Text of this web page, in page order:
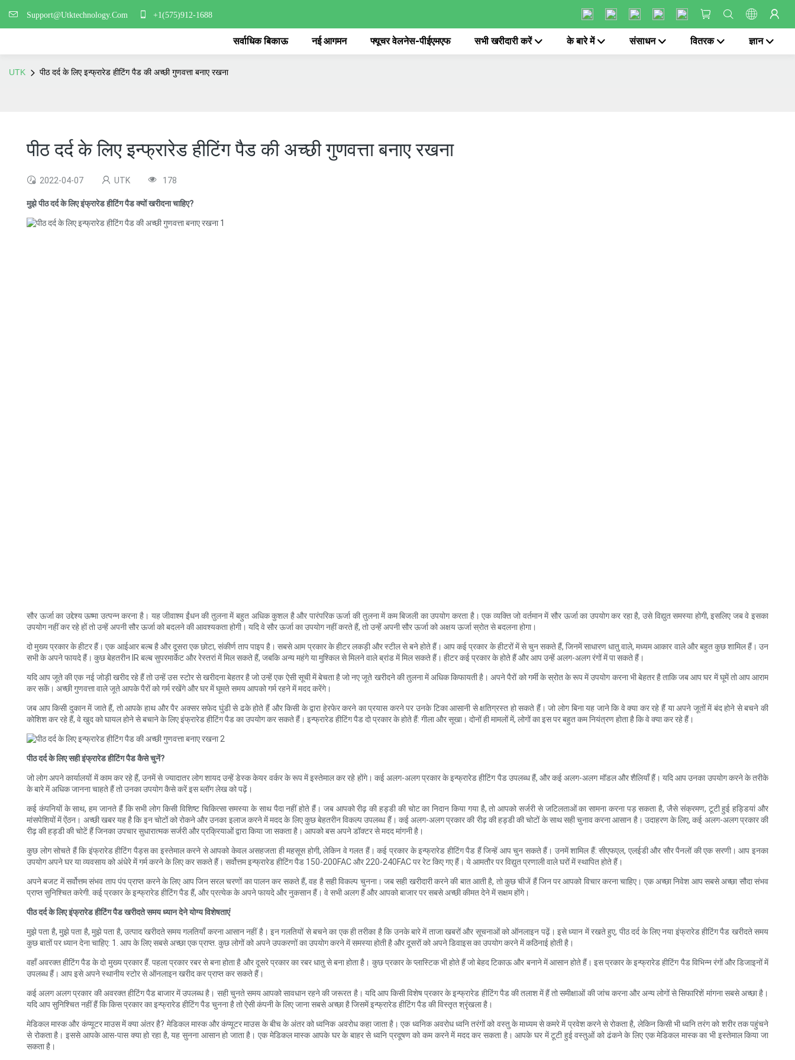
Support@Utktechnology.Com +1(575)912-1688
सर्वाधिक बिकाऊ नई आगमन फ्यूचर वेलनेस-पीईएमएफ सभी खरीदारी करें के बारे में संसाधन वितरक ज्ञान
UTK पीठ दर्द के लिए इन्फ्रारेड हीटिंग पैड की अच्छी गुणवत्ता बनाए रखना
पीठ दर्द के लिए इन्फ्रारेड हीटिंग पैड की अच्छी गुणवत्ता बनाए रखना
2022-04-07 UTK 178
मुझे पीठ दर्द के लिए इंफ्रारेड हीटिंग पैड क्यों खरीदना चाहिए?
सौर ऊर्जा का उद्देश्य ऊष्मा उत्पन्न करना है। यह जीवाश्म ईंधन की तुलना में बहुत अधिक कुशल है और पारंपरिक ऊर्जा की तुलना में कम बिजली का उपयोग करता है। एक व्यक्ति जो वर्तमान में सौर ऊर्जा का उपयोग कर रहा है, उसे विद्युत समस्या होगी, इसलिए जब वे इसका
उपयोग नहीं कर रहे हों तो उन्हें अपनी सौर ऊर्जा को बदलने की आवश्यकता होगी। यदि वे सौर ऊर्जा का उपयोग नहीं करते हैं, तो उन्हें अपनी सौर ऊर्जा को अक्षय ऊर्जा स्रोत से बदलना होगा।
दो मुख्य प्रकार के हीटर हैं। एक आईआर बल्ब है और दूसरा एक छोटा, संकीर्ण ताप पाइप है। सबसे आम प्रकार के हीटर लकड़ी और स्टील से बने होते हैं। आप कई प्रकार के हीटरों में से चुन सकते हैं, जिनमें साधारण धातु वाले, मध्यम आकार वाले और बहुत कुछ शामिल हैं। उन
सभी के अपने फायदे हैं। कुछ बेहतरीन IR बल्ब सुपरमार्केट और रेस्तरां में मिल सकते हैं, जबकि अन्य महंगे या मुश्किल से मिलने वाले ब्रांड में मिल सकते हैं। हीटर कई प्रकार के होते हैं और आप उन्हें अलग-अलग रंगों में पा सकते हैं।
यदि आप जूते की एक नई जोड़ी खरीद रहे हैं तो उन्हें उस स्टोर से खरीदना बेहतर है जो उन्हें एक ऐसी सूची में बेचता है जो नए जूते खरीदने की तुलना में अधिक किफायती है। अपने पैरों को गर्मी के स्रोत के रूप में उपयोग करना भी बेहतर है ताकि जब आप घर में घूमें तो आप आराम
कर सकें। अच्छी गुणवत्ता वाले जूते आपके पैरों को गर्म रखेंगे और घर में घूमते समय आपको गर्म रहने में मदद करेंगे।
जब आप किसी दुकान में जाते हैं, तो आपके हाथ और पैर अक्सर सफेद घुंडी से ढके होते हैं और किसी के द्वारा हेरफेर करने का प्रयास करने पर उनके टिका आसानी से क्षतिग्रस्त हो सकते हैं। जो लोग बिना यह जाने कि वे क्या कर रहे हैं या अपने जूतों में बंद होने से बचने की
कोशिश कर रहे हैं, वे खुद को घायल होने से बचाने के लिए इंफ्रारेड हीटिंग पैड का उपयोग कर सकते हैं। इन्फ्रारेड हीटिंग पैड दो प्रकार के होते हैं: गीला और सूखा। दोनों ही मामलों में, लोगों का इस पर बहुत कम नियंत्रण होता है कि वे क्या कर रहे हैं।
पीठ दर्द के लिए सही इंफ्रारेड हीटिंग पैड कैसे चुनें?
जो लोग अपने कार्यालयों में काम कर रहे हैं, उनमें से ज्यादातर लोग शायद उन्हें डेस्क केयर वर्कर के रूप में इस्तेमाल कर रहे होंगे। कई अलग-अलग प्रकार के इन्फ्रारेड हीटिंग पैड उपलब्ध हैं, और कई अलग-अलग मॉडल और शैलियाँ हैं। यदि आप उनका उपयोग करने के तरीके
के बारे में अधिक जानना चाहते हैं तो उनका उपयोग कैसे करें इस ब्लॉग लेख को पढ़ें।
कई कंपनियों के साथ, हम जानते हैं कि सभी लोग किसी विशिष्ट चिकित्सा समस्या के साथ पैदा नहीं होते हैं। जब आपको रीढ़ की हड्डी की चोट का निदान किया गया है, तो आपको सर्जरी से जटिलताओं का सामना करना पड़ सकता है, जैसे संक्रमण, टूटी हुई हड्डियां और
मांसपेशियों में ऐंठन। अच्छी खबर यह है कि इन चोटों को रोकने और उनका इलाज करने में मदद के लिए कुछ बेहतरीन विकल्प उपलब्ध हैं। कई अलग-अलग प्रकार की रीढ़ की हड्डी की चोटों के साथ सही चुनाव करना आसान है। उदाहरण के लिए, कई अलग-अलग प्रकार की
रीढ़ की हड्डी की चोटें हैं जिनका उपचार सुधारात्मक सर्जरी और प्रक्रियाओं द्वारा किया जा सकता है। आपको बस अपने डॉक्टर से मदद मांगनी है।
कुछ लोग सोचते हैं कि इंफ्रारेड हीटिंग पैड्स का इस्तेमाल करने से आपको केवल असहजता ही महसूस होगी, लेकिन वे गलत हैं। कई प्रकार के इन्फ्रारेड हीटिंग पैड हैं जिन्हें आप चुन सकते हैं। उनमें शामिल हैं: सीएफएल, एलईडी और सौर पैनलों की एक सरणी। आप इनका
उपयोग अपने घर या व्यवसाय को अंधेरे में गर्म करने के लिए कर सकते हैं। सर्वोत्तम इन्फ्रारेड हीटिंग पैड 150-200FAC और 220-240FAC पर रेट किए गए हैं। ये आमतौर पर विद्युत प्रणाली वाले घरों में स्थापित होते हैं।
अपने बजट में सर्वोत्तम संभव ताप पंप प्राप्त करने के लिए आप जिन सरल चरणों का पालन कर सकते हैं, वह है सही विकल्प चुनना। जब सही खरीदारी करने की बात आती है, तो कुछ चीजें हैं जिन पर आपको विचार करना चाहिए। एक अच्छा निवेश आप सबसे अच्छा सौदा संभव
प्राप्त सुनिश्चित करेगी. कई प्रकार के इन्फ्रारेड हीटिंग पैड हैं, और प्रत्येक के अपने फायदे और नुकसान हैं। वे सभी अलग हैं और आपको बाजार पर सबसे अच्छी कीमत देने में सक्षम होंगे।
पीठ दर्द के लिए इंफ्रारेड हीटिंग पैड खरीदते समय ध्यान देने योग्य विशेषताएं
मुझे पता है, मुझे पता है, मुझे पता है, उत्पाद खरीदते समय गलतियाँ करना आसान नहीं है। इन गलतियों से बचने का एक ही तरीका है कि उनके बारे में ताजा खबरों और सूचनाओं को ऑनलाइन पढ़ें। इसे ध्यान में रखते हुए, पीठ दर्द के लिए नया इंफ्रारेड हीटिंग पैड खरीदते समय
कुछ बातों पर ध्यान देना चाहिए: 1. आप के लिए सबसे अच्छा एक प्राप्त. कुछ लोगों को अपने उपकरणों का उपयोग करने में समस्या होती है और दूसरों को अपने डिवाइस का उपयोग करने में कठिनाई होती है।
वहाँ अवरक्त हीटिंग पैड के दो मुख्य प्रकार हैं. पहला प्रकार रबर से बना होता है और दूसरे प्रकार का रबर धातु से बना होता है। कुछ प्रकार के प्लास्टिक भी होते हैं जो बेहद टिकाऊ और बनाने में आसान होते हैं। इस प्रकार के इन्फ्रारेड हीटिंग पैड विभिन्न रंगों और डिजाइनों में
उपलब्ध हैं। आप इसे अपने स्थानीय स्टोर से ऑनलाइन खरीद कर प्राप्त कर सकते हैं।
कई अलग अलग प्रकार की अवरक्त हीटिंग पैड बाजार में उपलब्ध है। सही चुनते समय आपको सावधान रहने की जरूरत है। यदि आप किसी विशेष प्रकार के इन्फ्रारेड हीटिंग पैड की तलाश में हैं तो समीक्षाओं की जांच करना और अन्य लोगों से सिफारिशें मांगना सबसे अच्छा है।
यदि आप सुनिश्चित नहीं हैं कि किस प्रकार का इन्फ्रारेड हीटिंग पैड चुनना है तो ऐसी कंपनी के लिए जाना सबसे अच्छा है जिसमें इन्फ्रारेड हीटिंग पैड की विस्तृत श्रृंखला है।
मेडिकल मास्क और कंप्यूटर माउस में क्या अंतर है? मेडिकल मास्क और कंप्यूटर माउस के बीच के अंतर को ध्वनिक अवरोध कहा जाता है। एक ध्वनिक अवरोध ध्वनि तरंगों को वस्तु के माध्यम से कमरे में प्रवेश करने से रोकता है, लेकिन किसी भी ध्वनि तरंग को शरीर तक पहुंचने
से रोकता है। इससे आपके आस-पास क्या हो रहा है, यह सुनना आसान हो जाता है। एक मेडिकल मास्क आपके घर के बाहर से ध्वनि प्रदूषण को कम करने में मदद कर सकता है। आपके घर में टूटी हुई वस्तुओं को ढंकने के लिए एक मेडिकल मास्क का भी इस्तेमाल किया जा
सकता है।